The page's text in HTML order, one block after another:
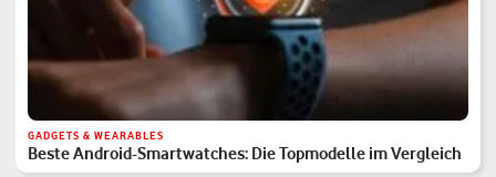
GADGETS & WEARABLES
Beste Android-Smartwatches: Die Topmodelle im Vergleich